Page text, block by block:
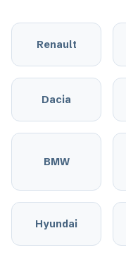
Renault
Dacia
BMW
Hyundai